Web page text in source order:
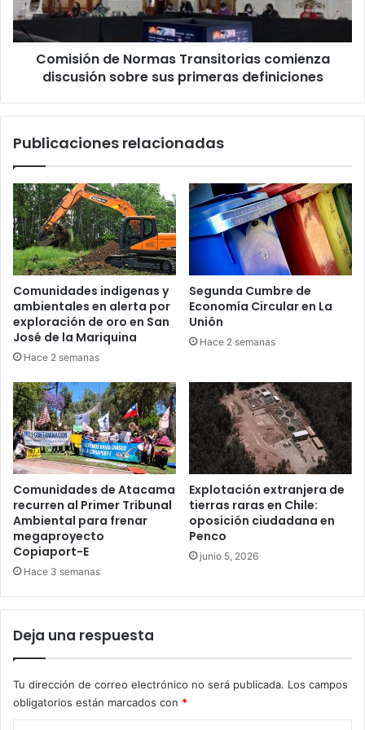
el
conflicto
sobre
sus
primeras
definiciones
Comisión de Normas Transitorias comienza
discusión sobre sus primeras definiciones
Publicaciones relacionadas
Comunidades indígenas y
ambientales en alerta por
exploración de oro en San
José de la Mariquina
Hace 2 semanas
Segunda Cumbre de
Economía Circular en La
Unión
Hace 2 semanas
Comunidades de Atacama
recurren al Primer Tribunal
Ambiental para frenar
megaproyecto
Copiaport-E
Hace 3 semanas
Explotación extranjera de
tierras raras en Chile:
oposición ciudadana en
Penco
junio 5, 2026
Deja una respuesta
Tu dirección de correo electrónico no será publicada. Los campos
obligatorios están marcados con *